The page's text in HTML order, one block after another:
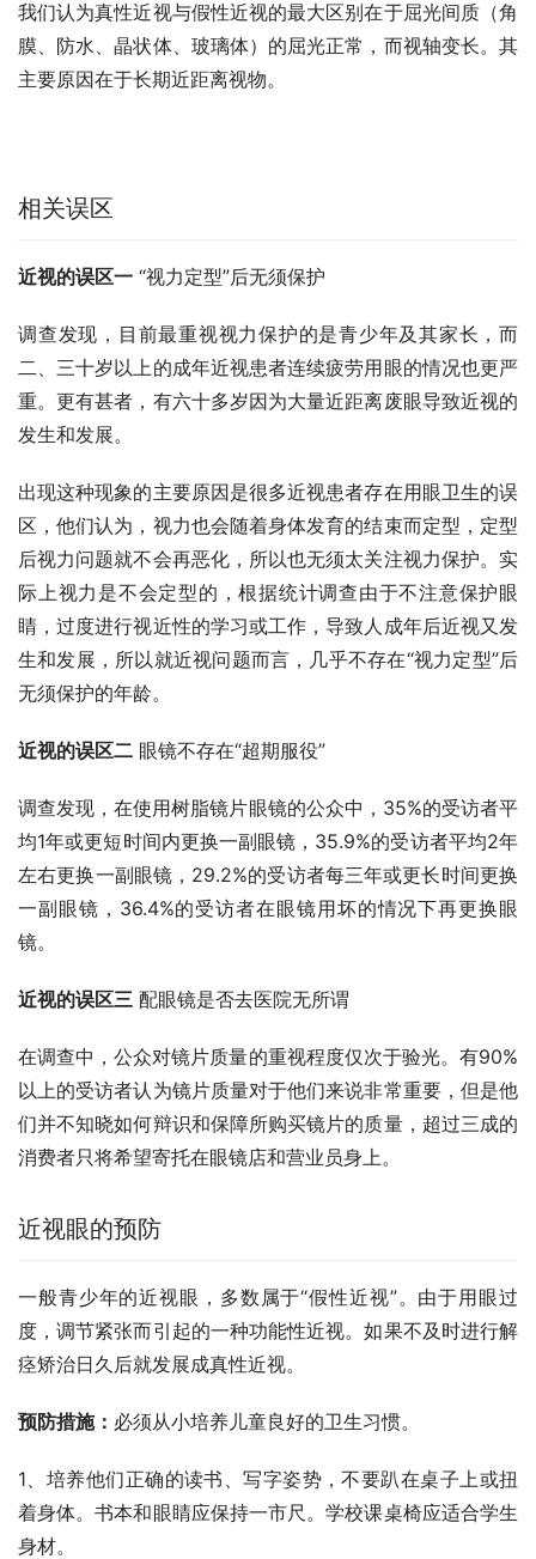
我们认为真性近视与假性近视的最大区别在于屈光间质（角
膜、防水、晶状体、玻璃体）的屈光正常，而视轴变长。其
主要原因在于长期近距离视物。
相关误区
近视的误区一 “视力定型”后无须保护
调查发现，目前最重视视力保护的是青少年及其家长，而
二、三十岁以上的成年近视患者连续疲劳用眼的情况也更严
重。更有甚者，有六十多岁因为大量近距离废眼导致近视的
发生和发展。
出现这种现象的主要原因是很多近视患者存在用眼卫生的误
区，他们认为，视力也会随着身体发育的结束而定型，定型
后视力问题就不会再恶化，所以也无须太关注视力保护。实
际上视力是不会定型的，根据统计调查由于不注意保护眼
睛，过度进行视近性的学习或工作，导致人成年后近视又发
生和发展，所以就近视问题而言，几乎不存在“视力定型”后
无须保护的年龄。
近视的误区二 眼镜不存在“超期服役”
调查发现，在使用树脂镜片眼镜的公众中，35%的受访者平
均1年或更短时间内更换一副眼镜，35.9%的受访者平均2年
左右更换一副眼镜，29.2%的受访者每三年或更长时间更换
一副眼镜，36.4%的受访者在眼镜用坏的情况下再更换眼
镜。
近视的误区三 配眼镜是否去医院无所谓
在调查中，公众对镜片质量的重视程度仅次于验光。有90%
以上的受访者认为镜片质量对于他们来说非常重要，但是他
们并不知晓如何辩识和保障所购买镜片的质量，超过三成的
消费者只将希望寄托在眼镜店和营业员身上。
近视眼的预防
一般青少年的近视眼，多数属于“假性近视”。由于用眼过
度，调节紧张而引起的一种功能性近视。如果不及时进行解
痉矫治日久后就发展成真性近视。
预防措施： 必须从小培养儿童良好的卫生习惯。
1、培养他们正确的读书、写字姿势，不要趴在桌子上或扭
着身体。书本和眼睛应保持一市尺。学校课桌椅应适合学生
身材。